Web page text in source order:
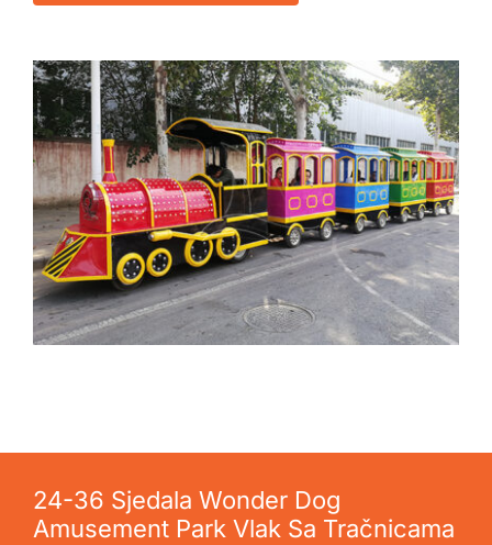
24-36 Sjedala Wonder Dog
Amusement Park Vlak Sa Tračnicama